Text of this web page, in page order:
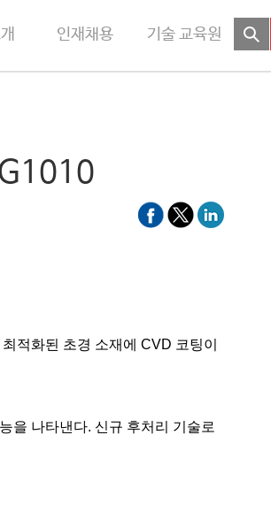
인재채용 기술 교육원
적화된 초경 소재에 CVD 코팅이
을 나타낸다. 신규 후처리 기술로